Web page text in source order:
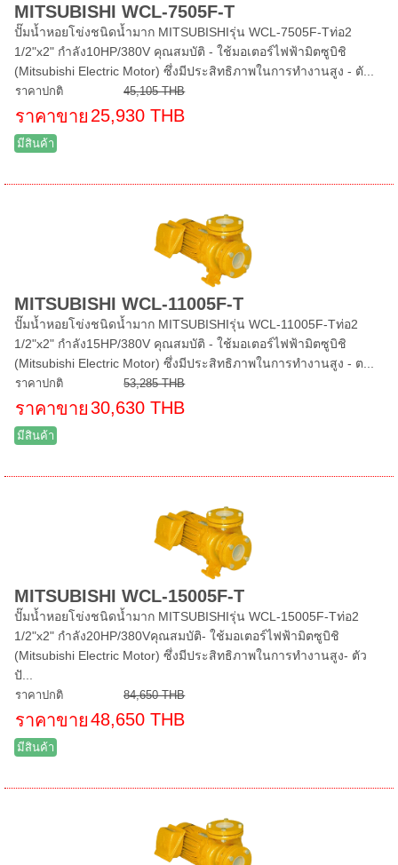
MITSUBISHI WCL-7505F-T
ปั๊มน้ำหอยโข่งชนิดน้ำมาก MITSUBISHIรุ่น WCL-7505F-Tท่อ2
1/2"x2" กำลัง10HP/380V คุณสมบัติ - ใช้มอเตอร์ไฟฟ้ามิตซูบิชิ
(Mitsubishi Electric Motor) ซึ่งมีประสิทธิภาพในการทำงานสูง - ตั...
ราคาปกติ 45,105 THB
ราคาขาย 25,930 THB
มีสินค้า
MITSUBISHI WCL-11005F-T
ปั๊มน้ำหอยโข่งชนิดน้ำมาก MITSUBISHIรุ่น WCL-11005F-Tท่อ2
1/2"x2" กำลัง15HP/380V คุณสมบัติ - ใช้มอเตอร์ไฟฟ้ามิตซูบิชิ
(Mitsubishi Electric Motor) ซึ่งมีประสิทธิภาพในการทำงานสูง - ต...
ราคาปกติ 53,285 THB
ราคาขาย30,630 THB
มีสินค้า
MITSUBISHI WCL-15005F-T
ปั๊มน้ำหอยโข่งชนิดน้ำมาก MITSUBISHIรุ่น WCL-15005F-Tท่อ2
1/2"x2" กำลัง20HP/380Vคุณสมบัติ- ใช้มอเตอร์ไฟฟ้ามิตซูบิชิ
(Mitsubishi Electric Motor) ซึ่งมีประสิทธิภาพในการทำงานสูง- ตัว
ปั...
ราคาปกติ 84,650 THB
ราคาขาย48,650 THB
มีสินค้า